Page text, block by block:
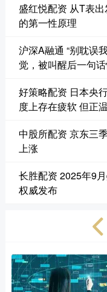
盛红悦配资 从T表
的第一性原理
沪深A融通 “别耽误
觉，被叫醒后一句
好策略配资 日本央
度上存在疲软 但正
中股所配资 京东三
上涨
长胜配资 2025年9
权威发布